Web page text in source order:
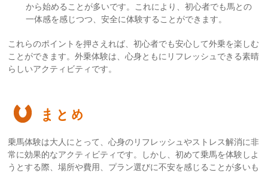
から始めることが多いです。これにより、初心者でも馬との
一体感を感じつつ、安全に体験することができます。
これらのポイントを押さえれば、初心者でも安心して外乗を楽しむ
ことができます。外乗体験は、心身ともにリフレッシュできる素晴
らしいアクティビティです。
まとめ
乗馬体験は大人にとって、心身のリフレッシュやストレス解消に非
常に効果的なアクティビティです。しかし、初めて乗馬を体験しよ
うとする際、場所や費用、プラン選びに不安を感じることが多いも